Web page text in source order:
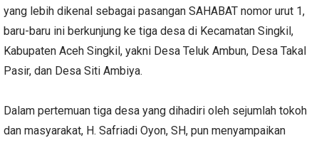
yang lebih dikenal sebagai pasangan SAHABAT nomor urut 1,
baru-baru ini berkunjung ke tiga desa di Kecamatan Singkil,
Kabupaten Aceh Singkil, yakni Desa Teluk Ambun, Desa Takal
Pasir, dan Desa Siti Ambiya.
Dalam pertemuan tiga desa yang dihadiri oleh sejumlah tokoh
dan masyarakat, H. Safriadi Oyon, SH, pun menyampaikan